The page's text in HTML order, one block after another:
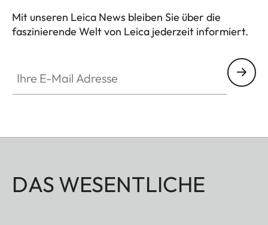
Mit unseren Leica News bleiben Sie über die
faszinierende Welt von Leica jederzeit informiert.
DAS WESENTLICHE